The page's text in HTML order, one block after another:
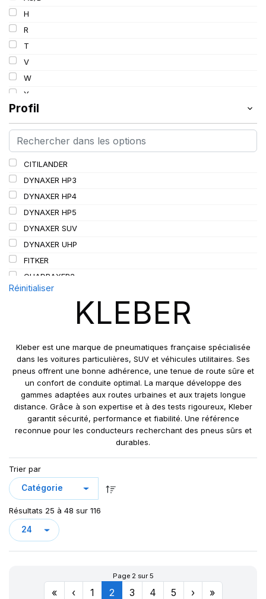
109/106
110/108
112A8/109B
114/111
115/113
116/113
116/114
127/127
144/141
H
R
T
V
W
Y
Profil
CITILANDER
DYNAXER HP3
DYNAXER HP4
DYNAXER HP5
DYNAXER SUV
DYNAXER UHP
FITKER
QUADRAXER2
SUP 8L
XL DYNAXER UHP
Réinitialiser
KLEBER
Kleber est une marque de pneumatiques française spécialisée
dans les voitures particulières, SUV et véhicules utilitaires. Ses
pneus offrent une bonne adhérence, une tenue de route sûre et
un confort de conduite optimal. La marque développe des
gammes adaptées aux routes urbaines et aux trajets longue
distance. Grâce à son expertise et à des tests rigoureux, Kleber
garantit sécurité, performance et fiabilité. Une référence
reconnue pour les conducteurs recherchant des pneus sûrs et
durables.
Trier par
Résultats 25 à 48 sur 116
Page 2 sur 5
« ‹ 1 2 3 4 5 › »